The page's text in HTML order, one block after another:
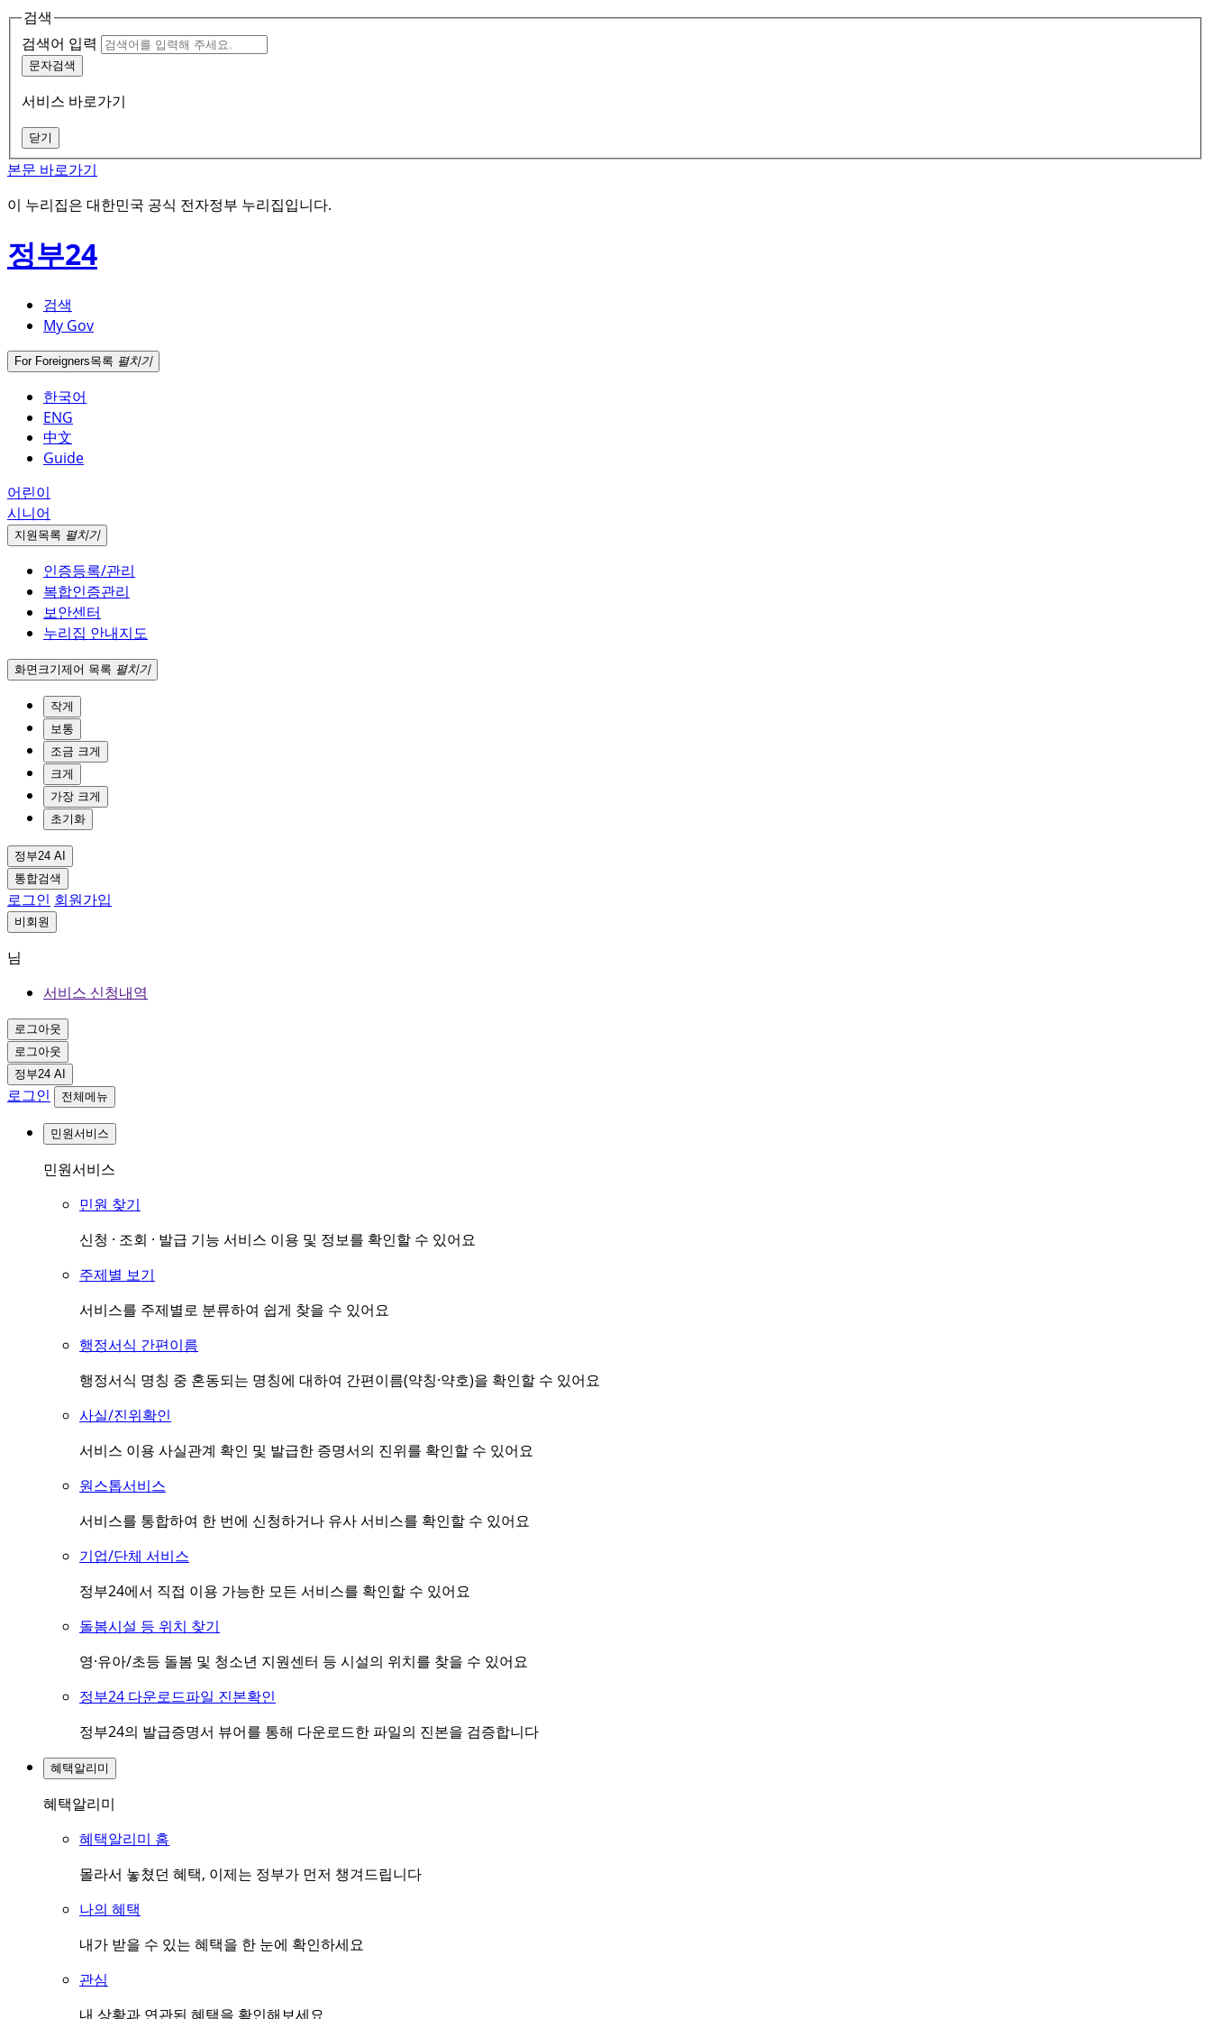
검색
검색어 입력
문자검색
서비스 바로가기
닫기
본문 바로가기
이 누리집은 대한민국 공식 전자정부 누리집입니다.
정부24
검색
My Gov
For Foreigners목록 펼치기
한국어
ENG
中文
Guide
어린이
시니어
지원 목록 펼치기
인증등록/관리
복합인증관리
보안센터
누리집 안내지도
화면크기제어 목록 펼치기
작게
보통
조금 크게
크게
가장 크게
초기화
정부24 AI
통합검색
로그인 회원가입
비회원
님
서비스 신청내역
로그아웃
로그아웃
정부24 AI
로그인 전체메뉴
민원서비스
민원서비스
민원 찾기
신청 · 조회 · 발급 기능 서비스 이용 및 정보를 확인할 수 있어요
주제별 보기
서비스를 주제별로 분류하여 쉽게 찾을 수 있어요
행정서식 간편이름
행정서식 명칭 중 혼동되는 명칭에 대하여 간편이름(약칭·약호)을 확인할 수 있어요
사실/진위확인
서비스 이용 사실관계 확인 및 발급한 증명서의 진위를 확인할 수 있어요
원스톱서비스
서비스를 통합하여 한 번에 신청하거나 유사 서비스를 확인할 수 있어요
기업/단체 서비스
정부24에서 직접 이용 가능한 모든 서비스를 확인할 수 있어요
돌봄시설 등 위치 찾기
영·유아/초등 돌봄 및 청소년 지원센터 등 시설의 위치를 찾을 수 있어요
정부24 다운로드파일 진본확인
정부24의 발급증명서 뷰어를 통해 다운로드한 파일의 진본을 검증합니다
혜택알리미
혜택알리미
혜택알리미 홈
몰라서 놓쳤던 혜택, 이제는 정부가 먼저 챙겨드립니다
나의 혜택
내가 받을 수 있는 혜택을 한 눈에 확인하세요
관심
내 상황과 연관된 혜택을 확인해보세요